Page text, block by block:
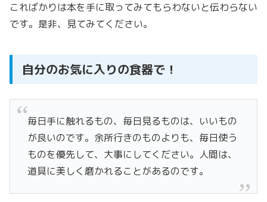
こればかりは本を手に取ってみてもらわないと伝わらない
です。是非、見てみてください。
自分のお気に入りの食器で！
毎日手に触れるもの、毎日見るものは、いいもの
が良いのです。余所行きのものよりも、毎日使う
ものを優先して、大事にしてください。人間は、
道具に美しく磨かれることがあるのです。